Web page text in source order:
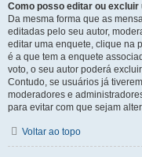
Como posso editar ou excluir
Da mesma forma que as
editadas pelo seu autor,
editar uma enquete, clique na
é a que tem a enquete
voto, o seu autor poderá
Contudo, se usuários já
moderadores e
para evitar com que sejam
Voltar ao topo